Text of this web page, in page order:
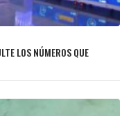
LOS NÚMEROS QUE